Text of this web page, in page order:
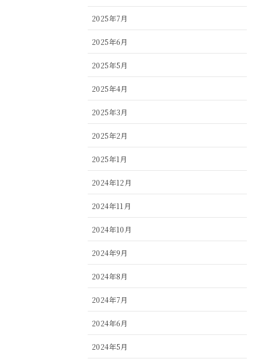
2025年7月
2025年6月
2025年5月
2025年4月
2025年3月
2025年2月
2025年1月
2024年12月
2024年11月
2024年10月
2024年9月
2024年8月
2024年7月
2024年6月
2024年5月